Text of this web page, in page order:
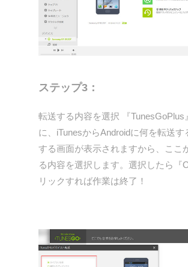
ステップ3：
転送する内容を選択 『TunesGoPlus
に、iTunesからAndroidに何を転送す
する画面が表示されますから、ここ
る内容を選択します。選択したら『
リックすれば作業は終了！